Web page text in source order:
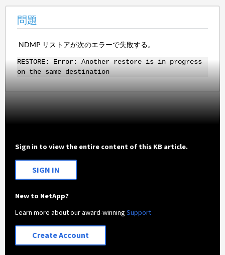
問題
NDMP リストアが次のエラーで失敗する。
RESTORE: Error: Another restore is in progress
on the same destination
Sign in to view the entire content of this KB article.
SIGN IN
New to NetApp?
Learn more about our award-winningSupport
Create Account